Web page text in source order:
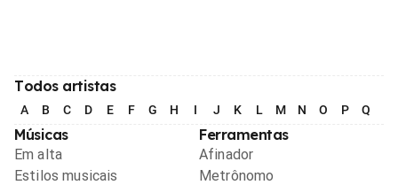
Todos artistas
A B C D E F G H I J K L M N O P Q
Músicas
Em alta
Estilos musicais
Ferramentas
Afinador
Metrônomo